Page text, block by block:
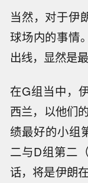
当然，对于伊
球场内的事情
出线，显然是
在G组当中，
西兰，以他们
绩最好的小组
二与D组第二
话，将是伊朗